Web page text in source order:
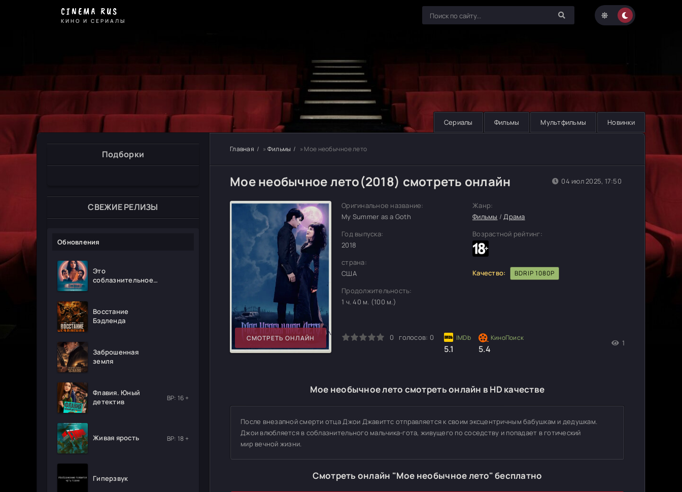
CINEMA RUS
КИНО И СЕРИАЛЫ
Сериалы Фильмы Мультфильмы Новинки
Подборки
СВЕЖИЕ РЕЛИЗЫ
Обновления
Это
соблазнительное
Восстание
Бэдленда
Заброшенная
земля
Флавия. Юный
детектив
ВР: 16 +
Живая ярость ВР: 18 +
Гиперзвук
Главная » Фильмы » Мое необычное лето
Мое необычное лето(2018) смотреть онлайн
СМОТРЕТЬ ОНЛАЙН
Оригинальное название:
My Summer as a Goth
Год выпуска:
2018
страна:
США
Продолжительность:
1 ч. 40 м. (100 м.)
1 2 3 5 0 голосов: 0
5.1 5.4
1
04 июл 2025, 17:50
Жанр:
Фильмы /Драма
Возрастной рейтинг:
Качество: BDRIP 1080P
Мое необычное лето смотреть онлайн в HD качестве
После внезапной смерти отца Джои Джавиттс отправляется к своим эксцентричным бабушкам и дедушкам.
Джои влюбляется в соблазнительного мальчика-гота, живущего по соседству и попадает в готический
мир вечной жизни.
Смотреть онлайн "Мое необычное лето" бесплатно